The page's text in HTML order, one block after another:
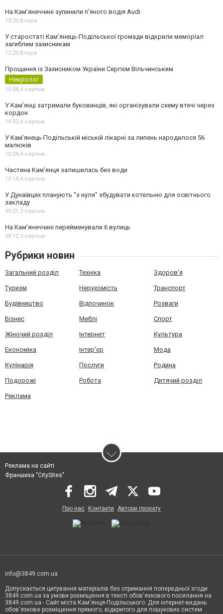
На Камʼянеччині зупинили п'яного водія Audi
13:20, Вчора
У старостаті Кам’янець-Подільської громади відкрили меморіал
загиблим захисникам
12:20, Вчора
Прощання із Захисником України Сергієм Вільчинським
Некролог
15:08,4 серпня
У Кам’янці затримали буковинців, які організували схему втечі через
кордон
14:52,4 серпня
У Кам’янець-Подільській міській лікарні за липень народилося 56
малюків
10:24,4 серпня
Частина Кам'янця залишилась без води
10:14,4 серпня
У Дунаївцях планують "з нуля" збудувати котельню для освітнього
закладу
09:21,3 серпня
На Камʼянеччині перейменували 6 вулиць
09:12,3 серпня
Рубрики новин
Загальний розділ Техніка Здоров'я
Туризм Нерухомість Транспорт
Будівництво Відпочинок Розваги
Бізнес Меблі Спорт
Жіночий розділ Інтернет Культура
Економіка Інтер'єр Мода
Кулінарія Послуги Родина
Подорожі Робота Дитячий розділ
Реклама
Реклама на сайті
Франшиза "CitySites"
Про нас Контакти Автори проєкту
info@3849.com.ua
Допускається цитування матеріалів без отримання попередньої згоди
3849.com.ua за умови розміщення в тексті обов'язкового посилання на
3849.com.ua - Сайт міста Кам'янця-Подільського. Для інтернет-видань
обов'язкове розміщення прямого, відкритого для пошукових систем